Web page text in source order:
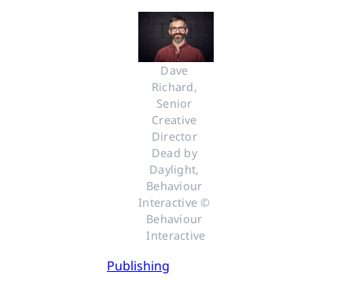
Dave
Richard,
Senior
Creative
Director
Dead by
Daylight,
Behaviour
Interactive ©
Behaviour
Interactive
Publishing